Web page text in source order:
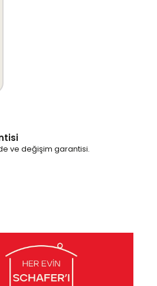
ve değişim garantisi.